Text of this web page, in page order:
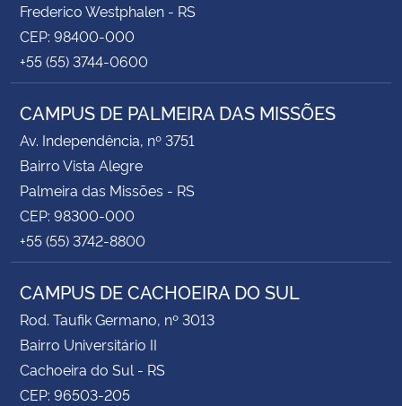
Frederico Westphalen - RS
CEP: 98400-000
+55 (55) 3744-0600
CAMPUS DE PALMEIRA DAS MISSÕES
Av. Independência, nº 3751
Bairro Vista Alegre
Palmeira das Missões - RS
CEP: 98300-000
+55 (55) 3742-8800
CAMPUS DE CACHOEIRA DO SUL
Rod. Taufik Germano, nº 3013
Bairro Universitário II
Cachoeira do Sul - RS
CEP: 96503-205